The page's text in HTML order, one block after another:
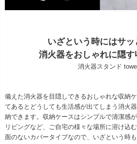
いざという時にはサッ
消火器をおしゃれに隠す
消火器スタンド
備えた消火器を目隠しできるおしゃれな収納
てあるとどうしても生活感が出てしまう消火
納できます。収納ケースはシンプルで清潔感
リビングなど、ご自宅の様々な場所に溶け込
面のないカバータイプなので、いざという時